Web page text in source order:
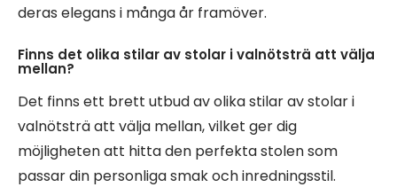
deras elegans i många år framöver.
Finns det olika stilar av stolar i valnötsträ att välja
mellan?
Det finns ett brett utbud av olika stilar av stolar i
valnötsträ att välja mellan, vilket ger dig
möjligheten att hitta den perfekta stolen som
passar din personliga smak och inredningsstil.